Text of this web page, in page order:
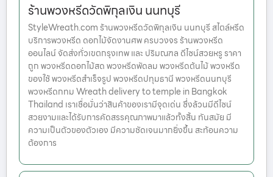
ร้านพวงหรีดวัดพิกุลเงิน นนทบุรี
StyleWreath.com ร้านพวงหรีดวัดพิกุลเงิน นนทบุรี สไตล์หรีด
บริการพวงหรีด ดอกไม้จัดงานศพ ครบวงจร ร้านพวงหรีด
ออนไลน์ จัดส่งทั่วเขตกรุงเทพ และ ปริมณฑล ดีไซน์สวยหรู ราคา
ถูก พวงหรีดดอกไม้สด พวงหรีดพัดลม พวงหรีดต้นไม้ พวงหรีด
ของใช้ พวงหรีดสำเร็จรูป พวงหรีดปทุมธานี พวงหรีดนนทบุรี
พวงหรีดกทม Wreath delivery to temple in Bangkok
Thailand เราเชื่อมั่นว่าสินค้าของเรามีจุดเด่น ซึ่งล้วนมีดีไซน์
สวยงามและได้รับการคัดสรรคุณภาพมาแล้วทั้งสิ้น ทันสมัย มี
ความเป็นตัวของตัวเอง มีความชัดเจนมากยิ่งขึ้น สะท้อนความ
ต้องการ